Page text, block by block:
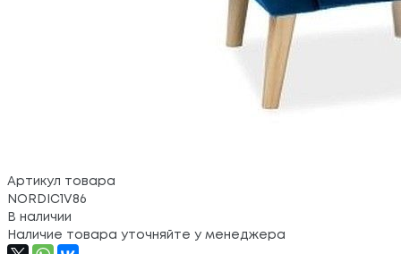
Артикул товара
NORDIC1V86
В наличии
Наличие товара уточняйте у менеджера